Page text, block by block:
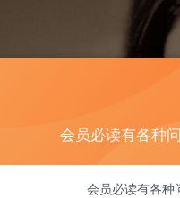
会员必读有各种
会员必读有各种